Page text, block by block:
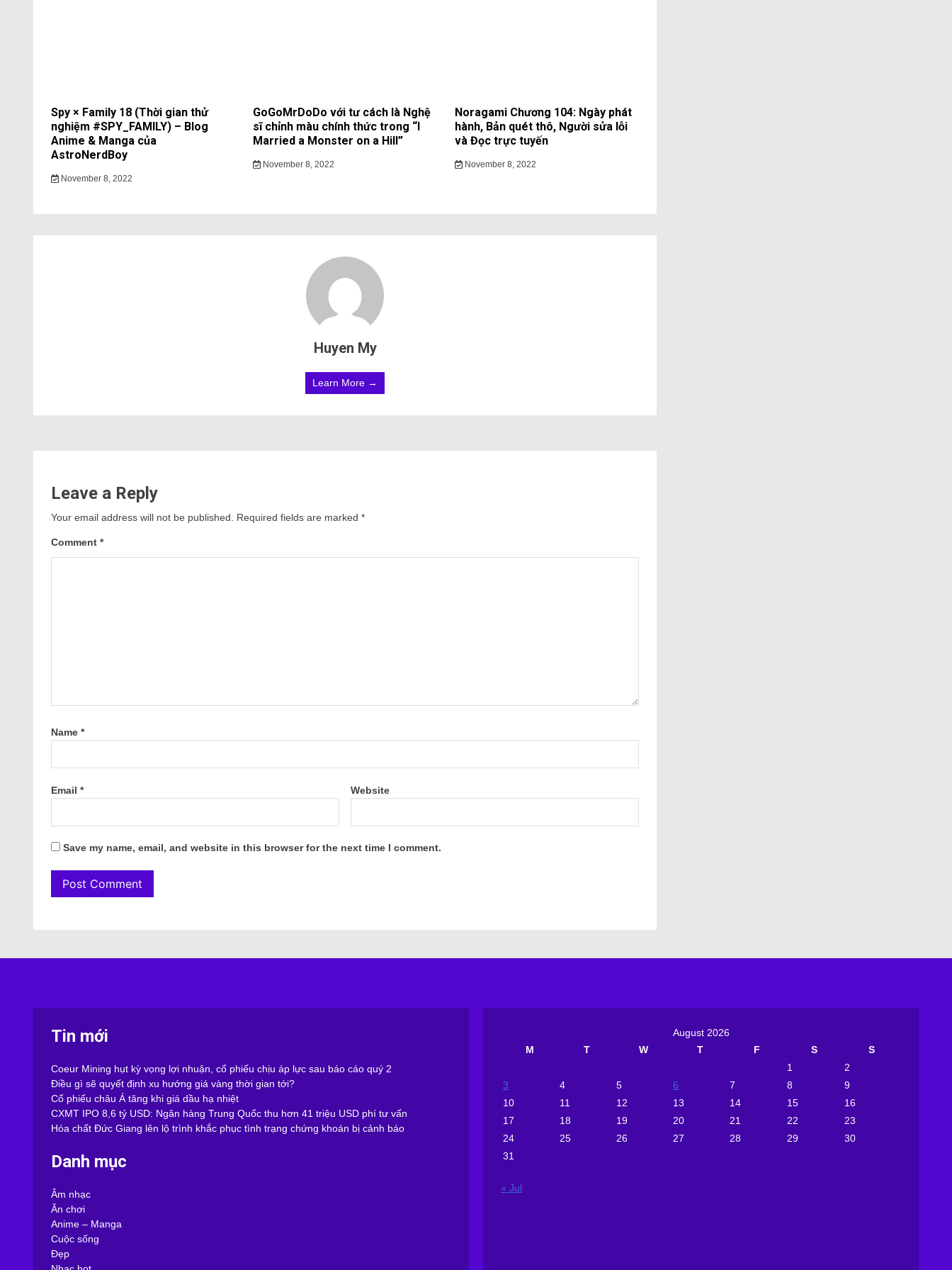
Spy × Family 18 (Thời gian thử
nghiệm #SPY_FAMILY) – Blog
Anime & Manga của
AstroNerdBoy
November 8, 2022
GoGoMrDoDo với tư cách là Nghệ
sĩ chỉnh màu chính thức trong “I
Married a Monster on a Hill”
November 8, 2022
Noragami Chương 104: Ngày phát
hành, Bản quét thô, Người sửa lỗi
và Đọc trực tuyến
November 8, 2022
Huyen My
Learn More →
Leave a Reply
Your email address will not be published. Required fields are marked *
Comment *
Name *
Email * Website
Save my name, email, and website in this browser for the next time I comment.
Tin mới
Coeur Mining hụt kỳ vọng lợi nhuận, cổ phiếu chịu áp lực sau báo cáo quý 2
Điều gì sẽ quyết định xu hướng giá vàng thời gian tới?
Cổ phiếu châu Á tăng khi giá dầu hạ nhiệt
CXMT IPO 8,6 tỷ USD: Ngân hàng Trung Quốc thu hơn 41 triệu USD phí tư vấn
Hóa chất Đức Giang lên lộ trình khắc phục tình trạng chứng khoán bị cảnh báo
Danh mục
Âm nhạc
Ăn chơi
Anime – Manga
Cuộc sống
Đẹp
August 2026
M
T W T F S
S
1
2
3
4 5 6 7 8
9
10
11 12 13 14 15
16
17
18 19 20 21 22
23
24
25 26 27 28 29
30
31
« Jul